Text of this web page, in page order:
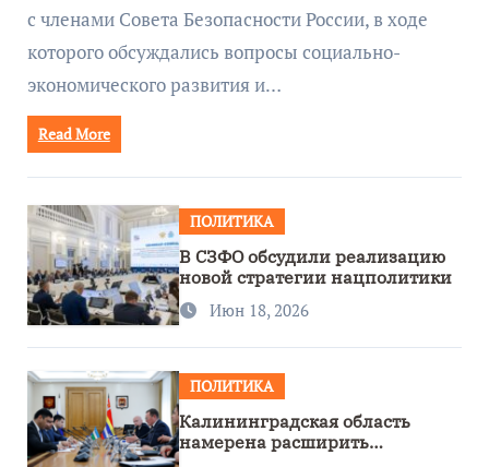
с членами Совета Безопасности России, в ходе
которого обсуждались вопросы социально-
экономического развития и…
Read More
ПОЛИТИКА
В СЗФО обсудили реализацию
новой стратегии нацполитики
Июн 18, 2026
ПОЛИТИКА
Калининградская область
намерена расширить